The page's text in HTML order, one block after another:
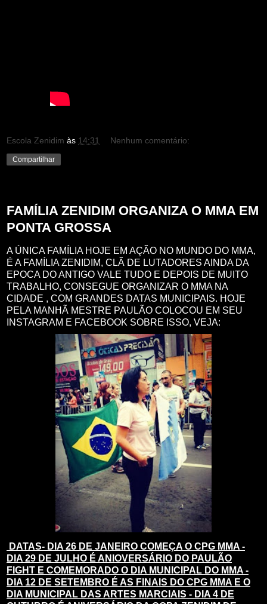
Escola Zenidim às 14:31 Nenhum comentário:
Compartilhar
FAMÍLIA ZENIDIM ORGANIZA O MMA EM
PONTA GROSSA
A ÚNICA FAMÍLIA HOJE EM AÇÃO NO MUNDO DO MMA,
É A FAMÍLIA ZENIDIM, CLÃ DE LUTADORES AINDA DA
EPOCA DO ANTIGO VALE TUDO E DEPOIS DE MUITO
TRABALHO, CONSEGUE ORGANIZAR O MMA NA
CIDADE , COM GRANDES DATAS MUNICIPAIS. HOJE
PELA MANHÃ MESTRE PAULÃO COLOCOU EM SEU
INSTAGRAM E FACEBOOK SOBRE ISSO, VEJA:
DATAS- DIA 26 DE JANEIRO COMEÇA O CPG MMA -
DIA 29 DE JULHO É ANIOVERSÁRIO DO PAULÃO
FIGHT E COMEMORADO O DIA MUNICIPAL DO MMA -
DIA 12 DE SETEMBRO É AS FINAIS DO CPG MMA E O
DIA MUNICIPAL DAS ARTES MARCIAIS - DIA 4 DE